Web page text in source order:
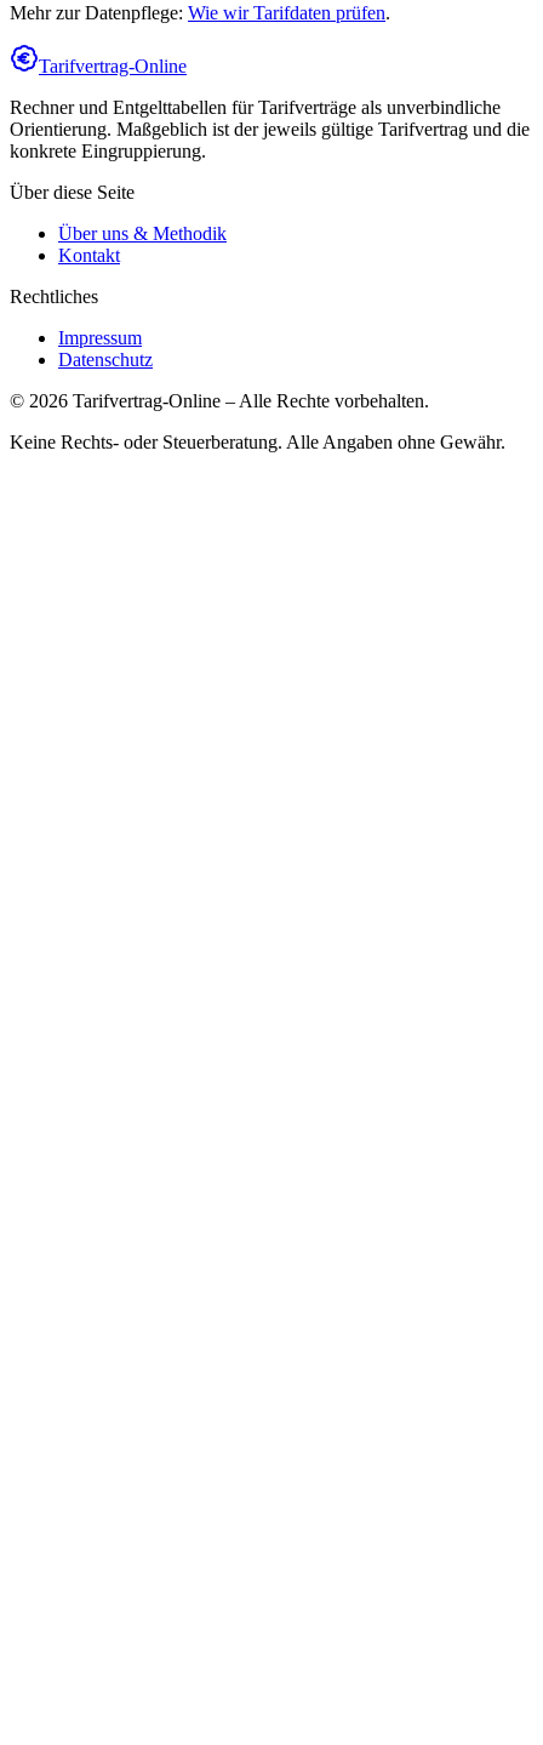
Mehr zur Datenpflege: Wie wir Tarifdaten prüfen.
Tarifvertrag-Online
Rechner und Entgelttabellen für Tarifverträge als unverbindliche
Orientierung. Maßgeblich ist der jeweils gültige Tarifvertrag und die
konkrete Eingruppierung.
Über diese Seite
Über uns & Methodik
Kontakt
Rechtliches
Impressum
Datenschutz
© 2026 Tarifvertrag-Online – Alle Rechte vorbehalten.
Keine Rechts- oder Steuerberatung. Alle Angaben ohne Gewähr.